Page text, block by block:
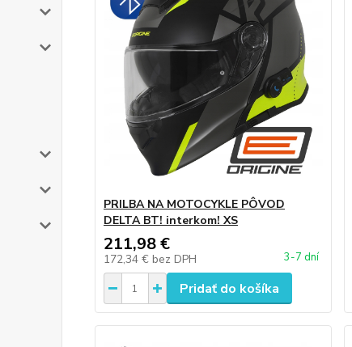
PRILBA NA MOTOCYKLE PÔVOD
DELTA BT! interkom! XS
211,98 €
172,34 € bez DPH 3-7 dní
Pridať do košíka